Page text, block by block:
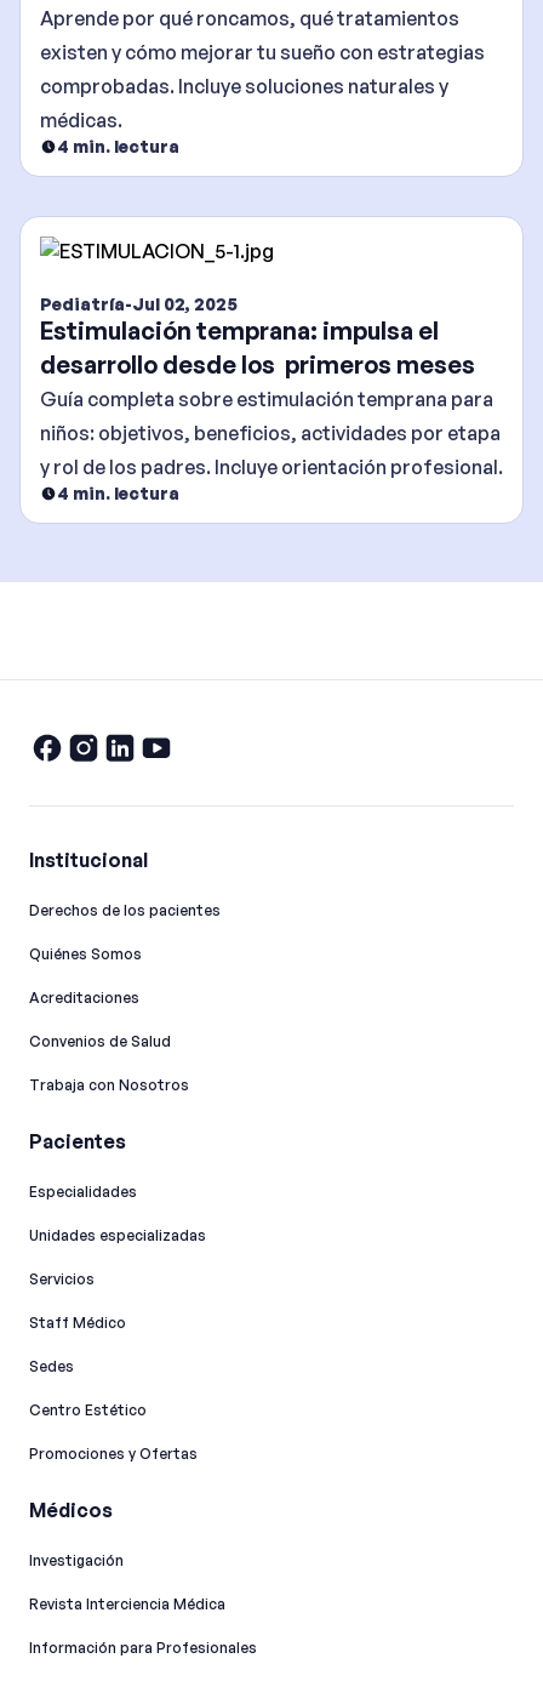
efectivas
Aprende por qué roncamos, qué tratamientos
existen y cómo mejorar tu sueño con estrategias
comprobadas. Incluye soluciones naturales y
médicas.
4 min. lectura
Pediatría-Jul 02, 2025
Estimulación temprana: impulsa el
desarrollo desde los primeros meses
Guía completa sobre estimulación temprana para
niños: objetivos, beneficios, actividades por etapa
y rol de los padres. Incluye orientación profesional.
4 min. lectura
Institucional
Derechos de los pacientes
Quiénes Somos
Acreditaciones
Convenios de Salud
Trabaja con Nosotros
Pacientes
Especialidades
Unidades especializadas
Servicios
Staff Médico
Sedes
Centro Estético
Promociones y Ofertas
Médicos
Investigación
Revista Interciencia Médica
Información para Profesionales